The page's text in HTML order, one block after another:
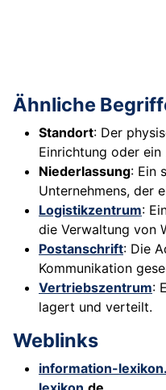
Ähnliche
Standort: Der
Einrichtung oder
Niederlassung: Ein
Unternehmens, der
Logistikzentrum:
die Verwaltung von
Postanschrift: Die
Kommunikation
Vertriebszentrum:
lagert und verteilt.
Weblinks
information-